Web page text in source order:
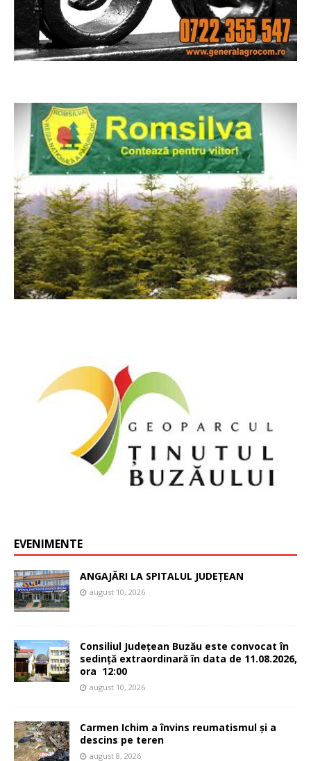
EVENIMENTE
ANGAJĂRI LA SPITALUL JUDEȚEAN
august 10, 2026
Consiliul Județean Buzău este convocat în
sedință extraordinară în data de 11.08.2026,
ora 12:00
august 10, 2026
Carmen Ichim a învins reumatismul și a
descins pe teren
august 8, 2026